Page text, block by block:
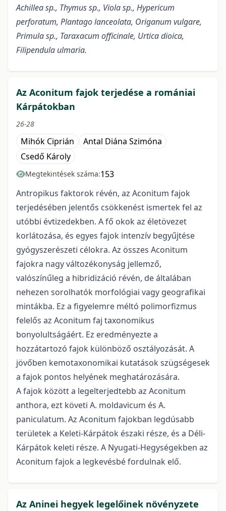
Achillea sp., Thymus sp., Viola sp., Hypericum
perforatum, Plantago lanceolata, Origanum vulgare,
Primula sp., Taraxacum officinale, Urtica dioica,
Filipendula ulmaria.
Az Aconitum fajok terjedése a romániai
Kárpátokban
26-28
Mihók Ciprián
Antal Diána Szimóna
Csedő Károly
Megtekintések száma:153
Antropikus faktorok révén, az Aconitum fajok
terjedésében jelentős csökkenést ismertek fel az
utóbbi évtizedekben. A fő okok az életövezet
korlátozása, és egyes fajok intenzív begyűjtése
gyógyszerészeti célokra. Az összes Aconitum
fajokra nagy változékonyság jellemző,
valószínűleg a hibridizáció révén, de általában
nehezen sorolhatók morfológiai vagy geografikai
mintákba. Ez a figyelemre méltó polimorfizmus
felelős az Aconitum faj taxonomikus
bonyolultságáért. Ez eredményezte a
hozzátartozó fajok különböző osztályozását. A
jövőben kemotaxonomikai kutatások szügségesek
a fajok pontos helyének meghatározására.
A fajok között a legelterjedtebb az Aconitum
anthora, ezt követi A. moldavicum és A.
paniculatum. Az Aconitum fajokban legdúsabb
területek a Keleti-Kárpátok északi része, és a Déli-
Kárpátok keleti része. A Nyugati-Hegységekben az
Aconitum fajok a legkevésbé fordulnak elő.
Az Aninei hegyek legelőinek növényzete